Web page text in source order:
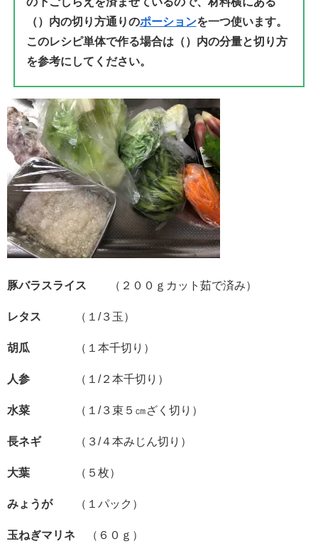
（）内の切り方通りのポーションを一つ使います。
このレシピ単体で作る場合は（）内の分量と切り方
を参考にしてください。
豚バラスライス （２００ｇカット茹で済み）
レタス （１/３玉）
胡瓜 （１本千切り）
人参 （１/２本千切り）
水菜 （１/３束５㎝ざく切り）
長ネギ（３/４本みじん切り）
大葉 （５枚）
みょうが（１パック）
玉ねぎマリネ （６０ｇ）